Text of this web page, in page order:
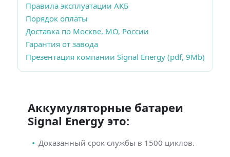
Правила эксплуатации АКБ
Порядок оплаты
Доставка по Москве, МО, России
Гарантия от завода
Презентация компании Signal Energy (pdf, 9Mb)
Аккумуляторные батареи
Signal Energy это:
Доказанный срок службы в 1500 циклов.